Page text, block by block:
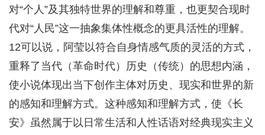
对“个人”及其独特世界的理解和尊重，也更契合现时
代对“人民”这一抽象集体性概念的更具活性的理解。
12可以说，阿莹以符合自身情感气质的灵活的方式，
重释了当代（革命时代）历史（传统）的思想内涵，
使小说体现出当下创作主体对历史、现实和世界的新
的感知和理解方式。这种感知和理解方式，使《长
安》虽然属于以日常生活和人性话语对经典现实主义